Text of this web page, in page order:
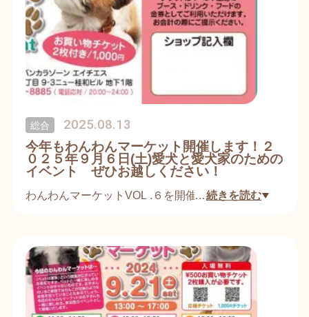
総合 2025.08.13
今年もわんわんマーケット開催します！２
０２５年９月６日(土)愛犬と愛犬家のための
イベント ぜひお越しください！
わんわんマーケットVOL .６を開催します！
ジの特別講演は参加費無料！
わんこも飼い主さんも一緒に楽しめるイベントで
す。
９月最初の土曜日、暑かった夏を乗り越えて過ごし
…続きを読む